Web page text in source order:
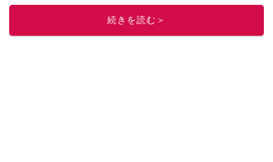
ニュースでフォロー
続きを読む＞